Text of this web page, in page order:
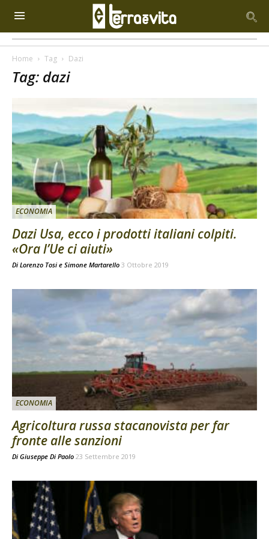
Home Tag Dazi
Tag: dazi
ECONOMIA
Dazi Usa, ecco i prodotti italiani colpiti.
«Ora l’Ue ci aiuti»
Di Lorenzo Tosi e Simone Martarello 3 Ottobre 2019
ECONOMIA
Agricoltura russa stacanovista per far
fronte alle sanzioni
Di Giuseppe Di Paolo 23 Settembre 2019